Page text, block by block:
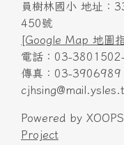
員樹林國小 地址：
450號
[Google Map 地圖
電話：03-
傳真：03-3906989
Powered by
Project